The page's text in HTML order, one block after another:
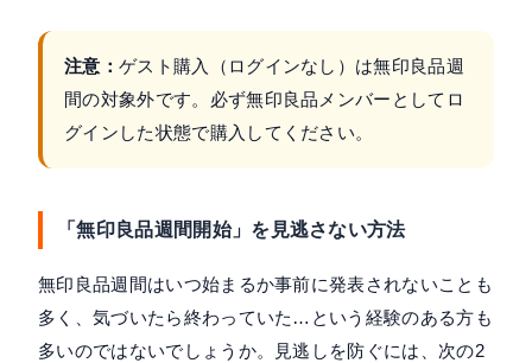
注意： ゲスト購入（ログインなし）は無印良品週
間の対象外です。必ず無印良品メンバーとしてロ
グインした状態で購入してください。
「無印良品週間開始」を見逃さない方法
無印良品週間はいつ始まるか事前に発表されないことも
多く、気づいたら終わっていた…という経験のある方も
多いのではないでしょうか。見逃しを防ぐには、次の2